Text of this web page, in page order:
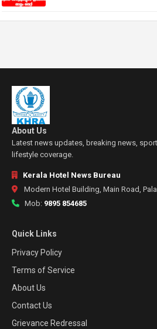
About Us
Latest news updates, breaking news,
lifestyle coverage.
Kerala Hotel News Bureau
Modern Hotel Building, Main Road,
Mob: 9895 854685
Quick Links
Privacy Policy
Terms of Service
About Us
Contact Us
Grievance Redressal